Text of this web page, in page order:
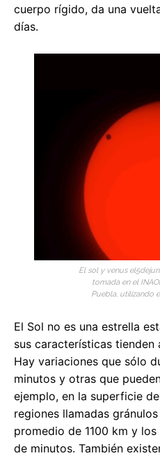
cuerpo rígido, da una
días.
El sol y venus
tomada en el
Puebla, utilizando
El Sol no es una estrella
sus características
Hay variaciones que sólo
minutos y otras que
ejemplo, en la superficie
regiones llamadas
promedio de 1100 km y
de minutos. También